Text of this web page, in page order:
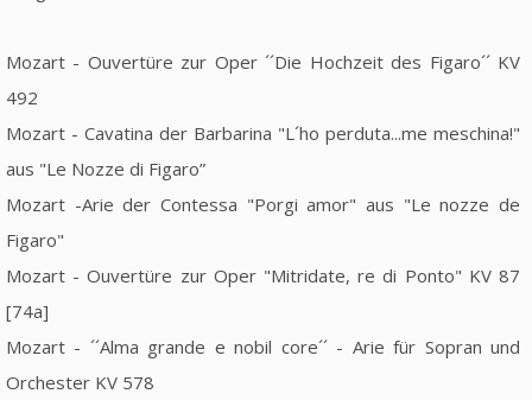
Mozart - Ouvertüre zur Oper ´´Die Hochzeit des Figaro´´ KV
492
Mozart - Cavatina der Barbarina "L´ho perduta...me meschina!"
aus "Le Nozze di Figaro”
Mozart -Arie der Contessa "Porgi amor" aus "Le nozze de
Figaro"
Mozart - Ouvertüre zur Oper "Mitridate, re di Ponto" KV 87
[74a]
Mozart - ´´Alma grande e nobil core´´ - Arie für Sopran und
Orchester KV 578